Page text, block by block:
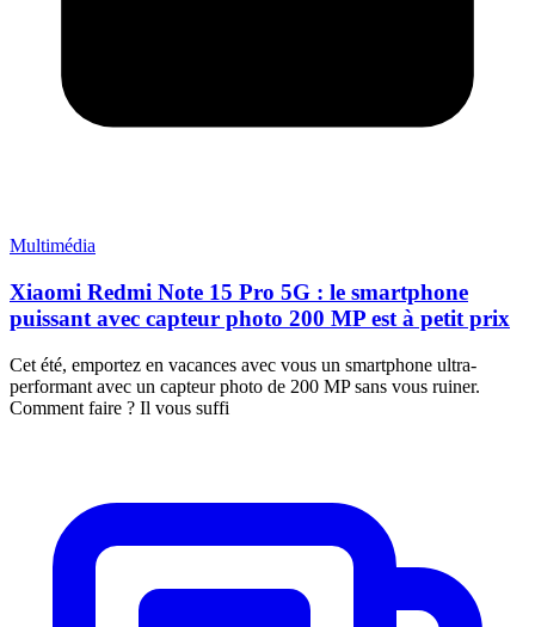
Multimédia
Xiaomi Redmi Note 15 Pro 5G : le smartphone
puissant avec capteur photo 200 MP est à petit prix
Cet été, emportez en vacances avec vous un smartphone ultra-
performant avec un capteur photo de 200 MP sans vous ruiner.
Comment faire ? Il vous suffi